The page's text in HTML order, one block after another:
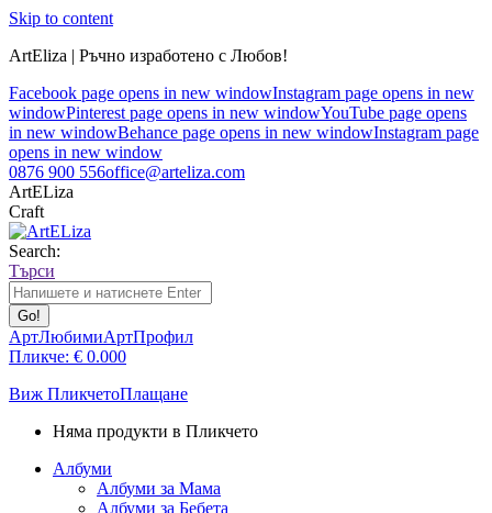
Skip to content
ArtEliza | Ръчно изработено с Любов!
Facebook page opens in new windowInstagram page opens in new
windowPinterest page opens in new windowYouTube page opens
in new windowBehance page opens in new windowInstagram page
opens in new window
0876 900 556office@arteliza.com
ArtELiza
Craft
Search:
Търси
АртЛюбимиАртПрофил
Пликче: € 0.000
Виж ПликчетоПлащане
Няма продукти в Пликчето
Албуми
Албуми за Мама
Албуми за Бебета